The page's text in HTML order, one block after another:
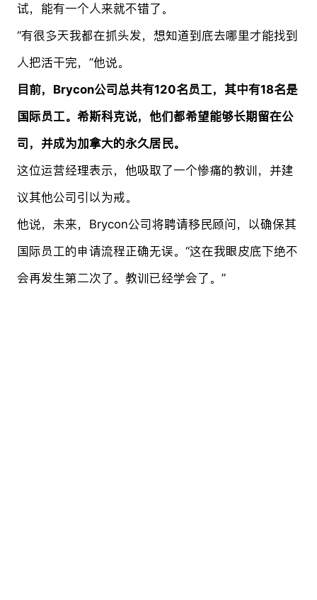
试，能有一个人来就不错了。
“有很多天我都在抓头发，想知道到底去哪里才能找到
人把活干完，”他说。
目前，Brycon公司总共有120名员工，其中有18名是
国际员工。希斯科克说，他们都希望能够长期留在公
司，并成为加拿大的永久居民。
这位运营经理表示，他吸取了一个惨痛的教训，并建
议其他公司引以为戒。
他说，未来，Brycon公司将聘请移民顾问，以确保其
国际员工的申请流程正确无误。“这在我眼皮底下绝不
会再发生第二次了。教训已经学会了。”